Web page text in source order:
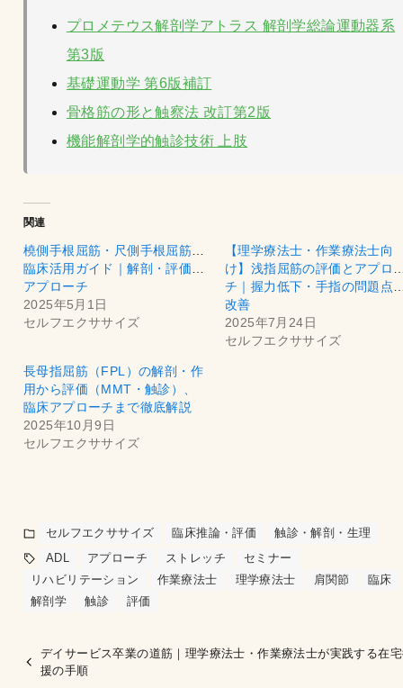
プロメテウス解剖学アトラス 解剖学総論運動器系
第3版
基礎運動学 第6版補訂
骨格筋の形と触察法 改訂第2版
機能解剖学的触診技術 上肢
関連
橈側手根屈筋・尺側手根屈筋の
臨床活用ガイド｜解剖・評価・
アプローチ
2025年5月1日
セルフエクササイズ
【理学療法士・作業療法士向
け】浅指屈筋の評価とアプロ
チ｜握力低下・手指の問題点
改善
2025年7月24日
セルフエクササイズ
長母指屈筋（FPL）の解剖・作
用から評価（MMT・触診）、
臨床アプローチまで徹底解説
2025年10月9日
セルフエクササイズ
セルフエクササイズ 臨床推論・評価
触診・解剖・生理
ADL
アプローチ ストレッチ
セミナー
リハビリテーション
作業療法士 理学療法士 肩関節
臨床
解剖学
触診 評価
デイサービス卒業の道筋｜理学療法士・作業療法士が実践する在
援の手順